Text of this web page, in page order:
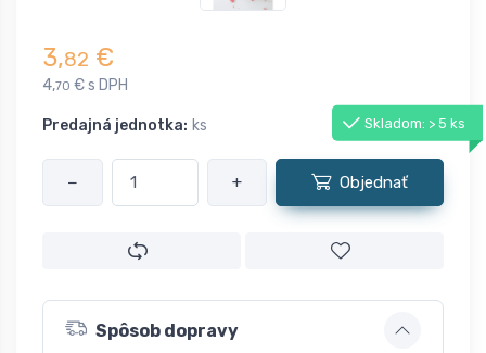
3,82 €
4,70 € s DPH
Predajná jednotka: ks Skladom: > 5 ks
− + Objednať
Spôsob dopravy